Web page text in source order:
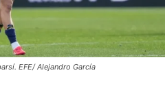
EFE/ Alejandro García